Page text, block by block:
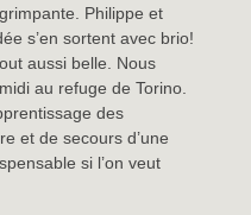
Philippe et
s’en sortent avec brio!
aussi belle. Nous
au refuge de Torino.
des
et de secours d’une
si l’on veut